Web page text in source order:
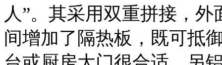
人”。其采用双重拼接，
间增加了隔热板，既可抵